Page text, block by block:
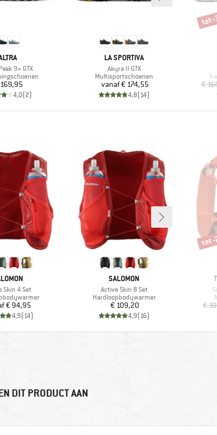
9+ GTX
Prijs
4,0(2)
MERK
LA SPORTIVA
Artikel
Akyra II GTX
Productgroep
Multisportschoenen
Prijs
vanaf€ 174,55
4,8(14)
€
tot
Skin 4 Set
Prijs
€ 94,95
4,9(14)
MERK
SALOMON
Artikel
Active Skin 8 Set
Productgroep
Hardloopbodywarmer
Prijs
€ 109,20
4,9(16)
€
tot -
DIT PRODUCT AAN